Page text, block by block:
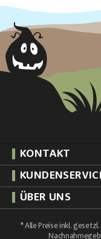
KONTAKT
ÜBER UNS
* Alle Preise inkl.